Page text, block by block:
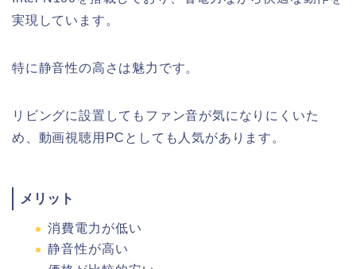
実現しています。
特に静音性の高さは魅力です。
リビングに設置してもファン音が気になりにくいた
め、動画視聴用PCとしても人気があります。
メリット
消費電力が低い
静音性が高い